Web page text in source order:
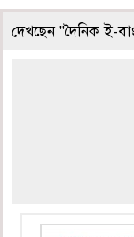
দেখছেন "দৈনিক ই-